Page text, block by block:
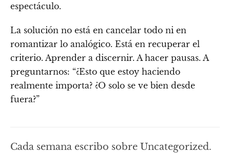
espectáculo.
La solución no está en cancelar todo ni en
romantizar lo analógico. Está en recuperar el
criterio. Aprender a discernir. A hacer pausas. A
preguntarnos: “¿Esto que estoy haciendo
realmente importa? ¿O solo se ve bien desde
fuera?”
Cada semana escribo sobre Uncategorized.